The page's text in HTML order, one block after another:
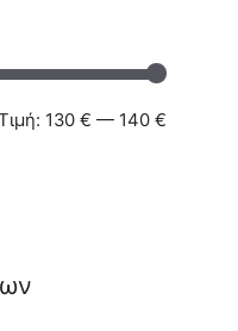
130 € — 140 €